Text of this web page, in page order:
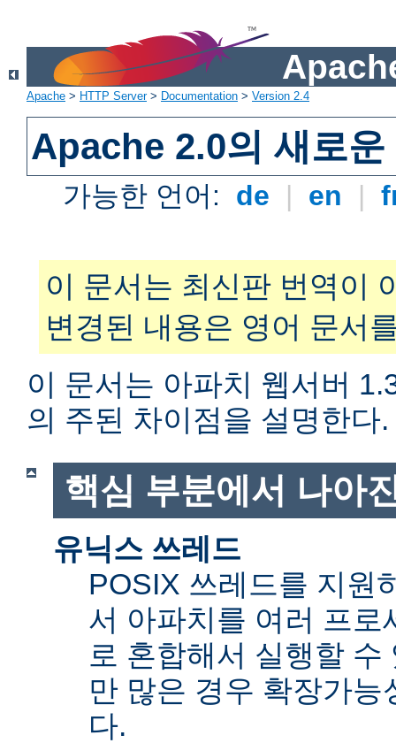
Apache > HTTP Server> Documentation > Version 2.4
Apache 2.0의 새로운
가능한 언어: de | en |
이 문서는 최신판 번역이
변경된 내용은 영어 문서
이 문서는 아파치 웹서버
의 주된 차이점을 설명한다.
핵심 부분에서 나아
유닉스 쓰레드
POSIX 쓰레드를 지원
서 아파치를 여러 프로
로 혼합해서 실행할
만 많은 경우 확장가
다.